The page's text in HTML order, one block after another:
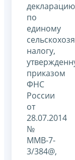
декларацию
по
единому
налогу,
приказом
ФНС
России
от
28.07.2014
№
ММВ-7-
3/384@,